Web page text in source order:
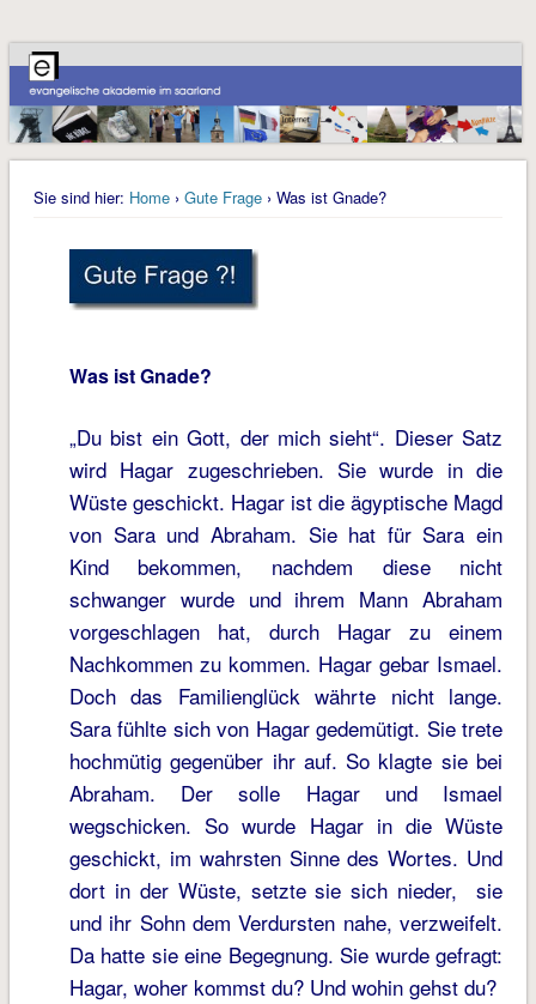
Sie sind hier: Home› Gute Frage› Was ist Gnade?
Was ist Gnade?
„Du bist ein Gott, der mich sieht“. Dieser Satz
wird Hagar zugeschrieben. Sie wurde in die
Wüste geschickt. Hagar ist die ägyptische Magd
von Sara und Abraham. Sie hat für Sara ein
Kind bekommen, nachdem diese nicht
schwanger wurde und ihrem Mann Abraham
vorgeschlagen hat, durch Hagar zu einem
Nachkommen zu kommen. Hagar gebar Ismael.
Doch das Familienglück währte nicht lange.
Sara fühlte sich von Hagar gedemütigt. Sie trete
hochmütig gegenüber ihr auf. So klagte sie bei
Abraham. Der solle Hagar und Ismael
wegschicken. So wurde Hagar in die Wüste
geschickt, im wahrsten Sinne des Wortes. Und
dort in der Wüste, setzte sie sich nieder, sie
und ihr Sohn dem Verdursten nahe, verzweifelt.
Da hatte sie eine Begegnung. Sie wurde gefragt:
Hagar, woher kommst du? Und wohin gehst du?